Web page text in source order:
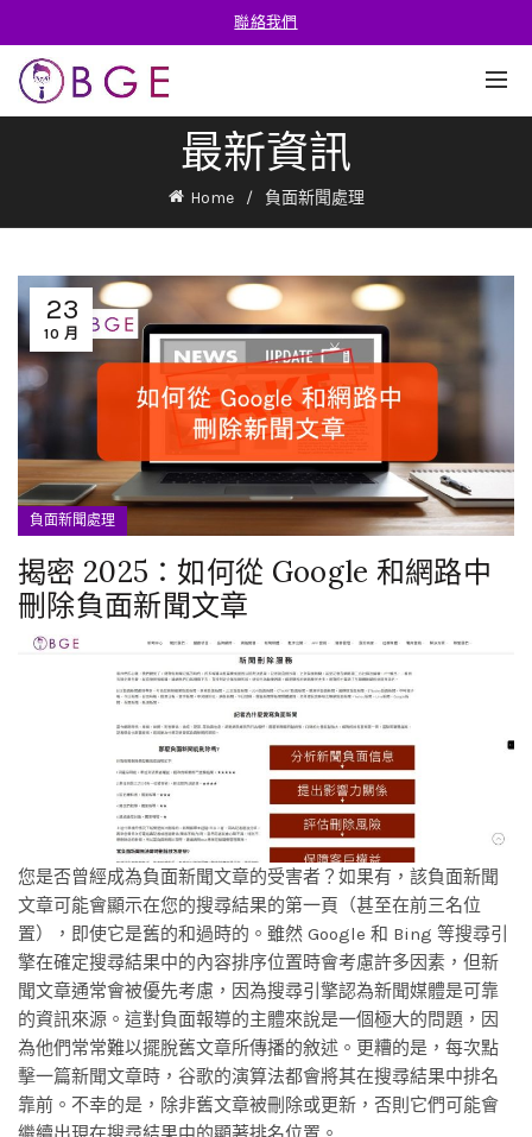
聯絡我們
最新資訊
Home 負面新聞處理
23
10 月
負面新聞處理
揭密 2025：如何從 Google 和網路中
刪除負面新聞文章
您是否曾經成為負面新聞文章的受害者？如果有，該負面新聞
文章可能會顯示在您的搜尋結果的第一頁（甚至在前三名位
置），即使它是舊的和過時的。雖然 Google 和 Bing 等搜尋引
擎在確定搜尋結果中的內容排序位置時會考慮許多因素，但新
聞文章通常會被優先考慮，因為搜尋引擎認為新聞媒體是可靠
的資訊來源。這對負面報導的主體來說是一個極大的問題，因
為他們常常難以擺脫舊文章所傳播的敘述。更糟的是，每次點
擊一篇新聞文章時，谷歌的演算法都會將其在搜尋結果中排名
靠前。不幸的是，除非舊文章被刪除或更新，否則它們可能會